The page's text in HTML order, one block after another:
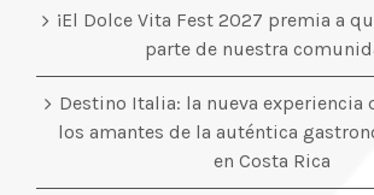
¡El Dolce Vita Fest 2027 premia a
parte de nuestra
Destino Italia: la nueva experiencia
los amantes de la auténtica
en Costa Rica